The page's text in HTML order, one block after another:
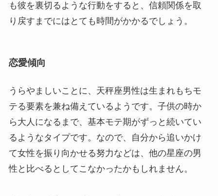
も彼を裏切るような行動をすると、信頼関係を取
り戻すまでにはとても時間がかかるでしょう。
恋愛傾向
うらやましいことに、天秤座男性は生まれもちモ
テる要素を兼ね備えているようです。子供の時か
ら大人になるまで、基本モテ期がずっと続いてい
るようなタイプです。なので、自分から追いかけ
て女性を振り向かせる努力などは、他の星座の男
性と比べるとしてこなかったかもしれません。